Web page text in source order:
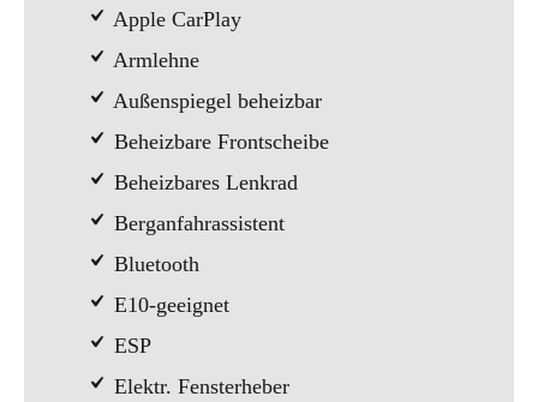
Apple CarPlay
Armlehne
Außenspiegel beheizbar
Beheizbare Frontscheibe
Beheizbares Lenkrad
Berganfahrassistent
Bluetooth
E10-geeignet
ESP
Elektr. Fensterheber